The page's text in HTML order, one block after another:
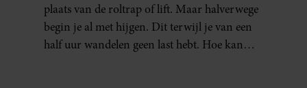
plaats van de roltrap of lift. Maar halverwege
begin je al met hijgen. Dit terwijl je van een
half uur wandelen geen last hebt. Hoe kan